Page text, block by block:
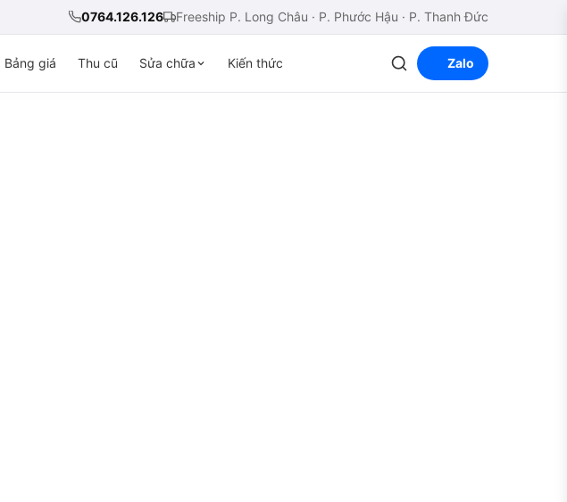
0764.126.126 Freeship P. Long Châu · P. Phước Hậu · P. Thanh Đức
Bảng giá Thu cũ Sửa chữa Kiến thức Zalo